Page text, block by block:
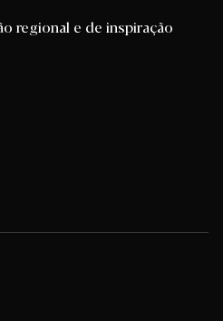
regional e de inspiração